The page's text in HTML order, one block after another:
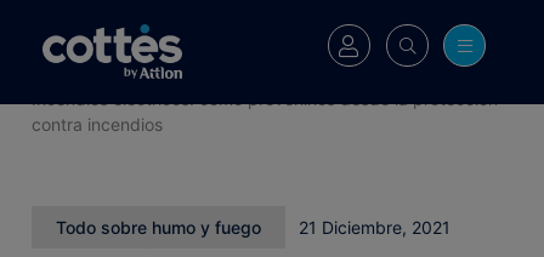
Blog
>
contra incendios
Todo sobre humo y fuego 21 Diciembre, 2021